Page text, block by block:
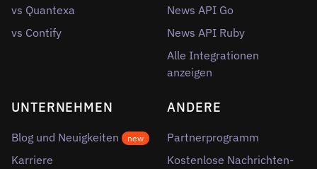
vs Quantexa
vs Contify
News API Go
News API Ruby
Alle Integrationen
anzeigen
UNTERNEHMEN
Blog und Neuigkeiten new
Karriere
ANDERE
Partnerprogramm
Kostenlose Nachrichten-